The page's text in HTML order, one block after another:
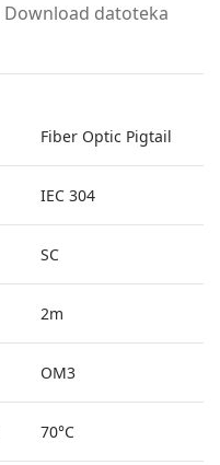
Download datoteka
Fiber Optic Pigtail
IEC 304
SC
2m
OM3
70°C